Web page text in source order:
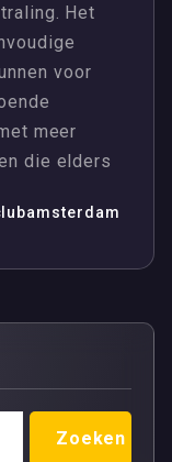
Het
voor
meer
die elders
Zoeken